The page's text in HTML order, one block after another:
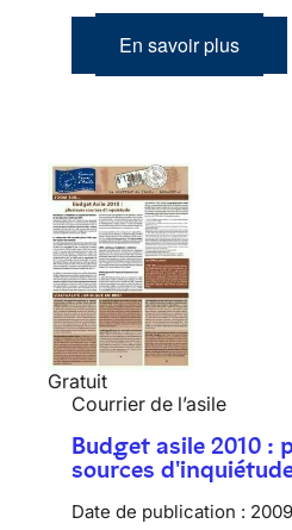
En savoir plus
Gratuit
Courrier de l’asile
Budget asile 2010 :
sources
Date de publication : 2009